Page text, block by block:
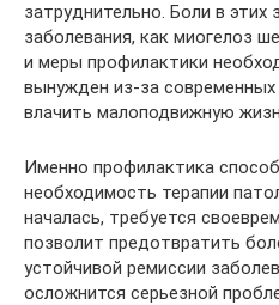
затруднительно. Боли в этих
заболевания, как миогелоз
и меры профилактики
вынужден из-за
влачить малоподвижную
Именно профилактика
необходимость терапии
началась, требуется
позволит предотвратить
устойчивой ремиссии
осложнится серьезной